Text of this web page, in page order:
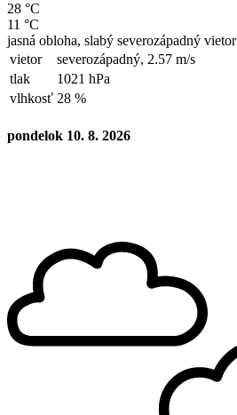
28 °C
11 °C
jasná obloha, slabý severozápadný vietor
vietor
severozápadný, 2.57 m/s
tlak
1021 hPa
vlhkosť 28 %
pondelok 10. 8. 2026